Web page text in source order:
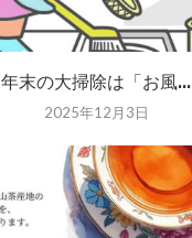
年末の大掃除は「お風...
2025年12月3日